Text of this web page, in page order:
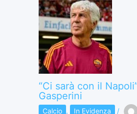
“Ci sarà con il
Gasperini
Calcio , In Evidenza /